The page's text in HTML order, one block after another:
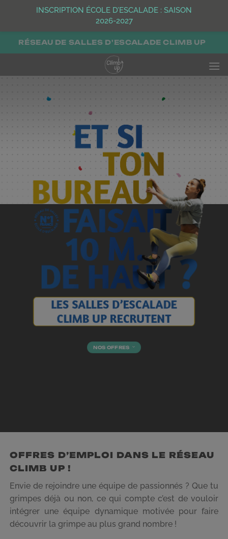
PasserRÉSEAU DE SALLES D'ESCALADE CLIMB UP
NOS OFFRES
OFFRES D’EMPLOI DANS LE RÉSEAU
CLIMB UP !
Envie de rejoindre une équipe de passionnés ? Que tu
grimpes déjà ou non, ce qui compte c’est de vouloir
intégrer une équipe dynamique motivée pour faire
découvrir la grimpe au plus grand nombre !
INSCRIPTION ÉCOLE D’ESCALADE : SAISON
2026-2027